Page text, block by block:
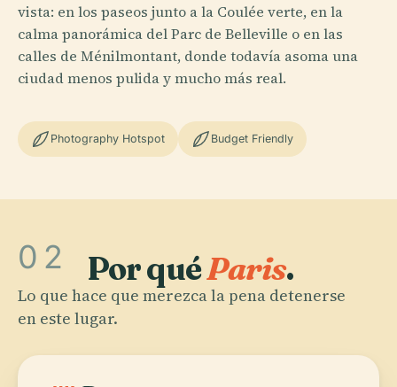
vista: en los paseos junto a la Coulée verte, en la
calma panorámica del Parc de Belleville o en las
calles de Ménilmontant, donde todavía asoma una
ciudad menos pulida y mucho más real.
Photography Hotspot Budget Friendly
02 Por quéParis.
Lo que hace que merezca la pena detenerse
en este lugar.